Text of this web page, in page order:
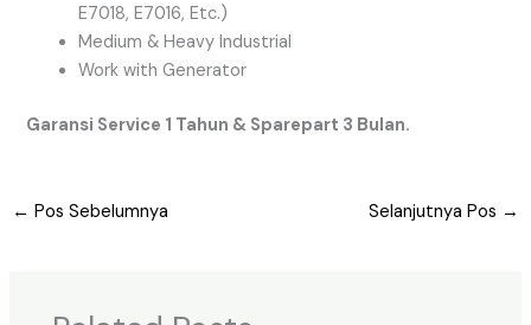
E7018, E7016, Etc.)
Medium & Heavy Industrial
Work with Generator
Garansi Service 1 Tahun & Sparepart 3 Bulan.
← Pos Sebelumnya Selanjutnya Pos →